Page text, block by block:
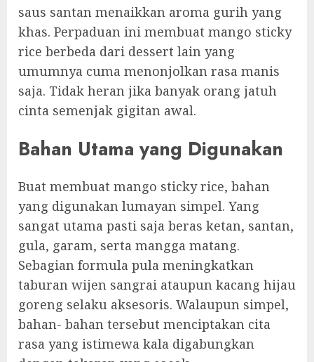
saus santan menaikkan aroma gurih yang
khas. Perpaduan ini membuat mango sticky
rice berbeda dari dessert lain yang
umumnya cuma menonjolkan rasa manis
saja. Tidak heran jika banyak orang jatuh
cinta semenjak gigitan awal.
Bahan Utama yang Digunakan
Buat membuat mango sticky rice, bahan
yang digunakan lumayan simpel. Yang
sangat utama pasti saja beras ketan, santan,
gula, garam, serta mangga matang.
Sebagian formula pula meningkatkan
taburan wijen sangrai ataupun kacang hijau
goreng selaku aksesoris. Walaupun simpel,
bahan- bahan tersebut menciptakan cita
rasa yang istimewa kala digabungkan